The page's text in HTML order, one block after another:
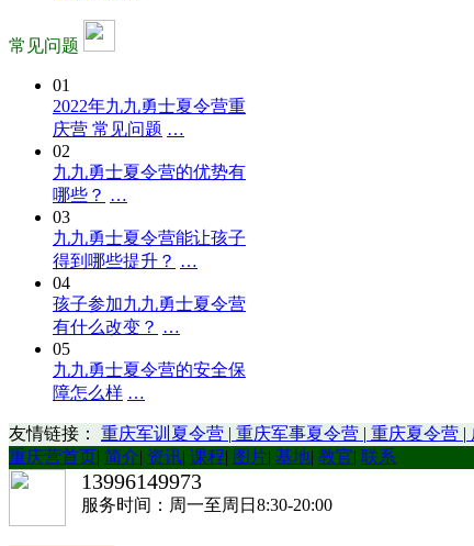
常见问题
01
2022年九九勇士夏令营重
庆营 常见问题 …
02
九九勇士夏令营的优势有
哪些？ …
03
九九勇士夏令营能让孩子
得到哪些提升？ …
04
孩子参加九九勇士夏令营
有什么改变？ …
05
九九勇士夏令营的安全保
障怎么样 …
友情链接： 重庆军训夏令营 | 重庆军事夏令营 | 重庆夏令营 |
重庆营首页| 简介| 资讯| 课程| 图片| 基地| 教官| 联系
13996149973
服务时间：周一至周日8:30-20:00